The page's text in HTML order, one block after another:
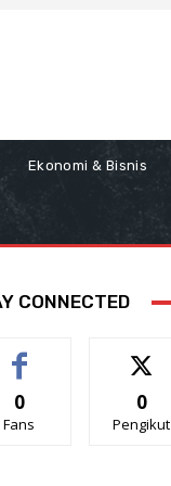
Ekonomi & Bisnis
CONNECTED
0
Fans
0
Pengikut